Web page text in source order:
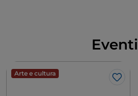
Eventi
Arte e cultura
Like